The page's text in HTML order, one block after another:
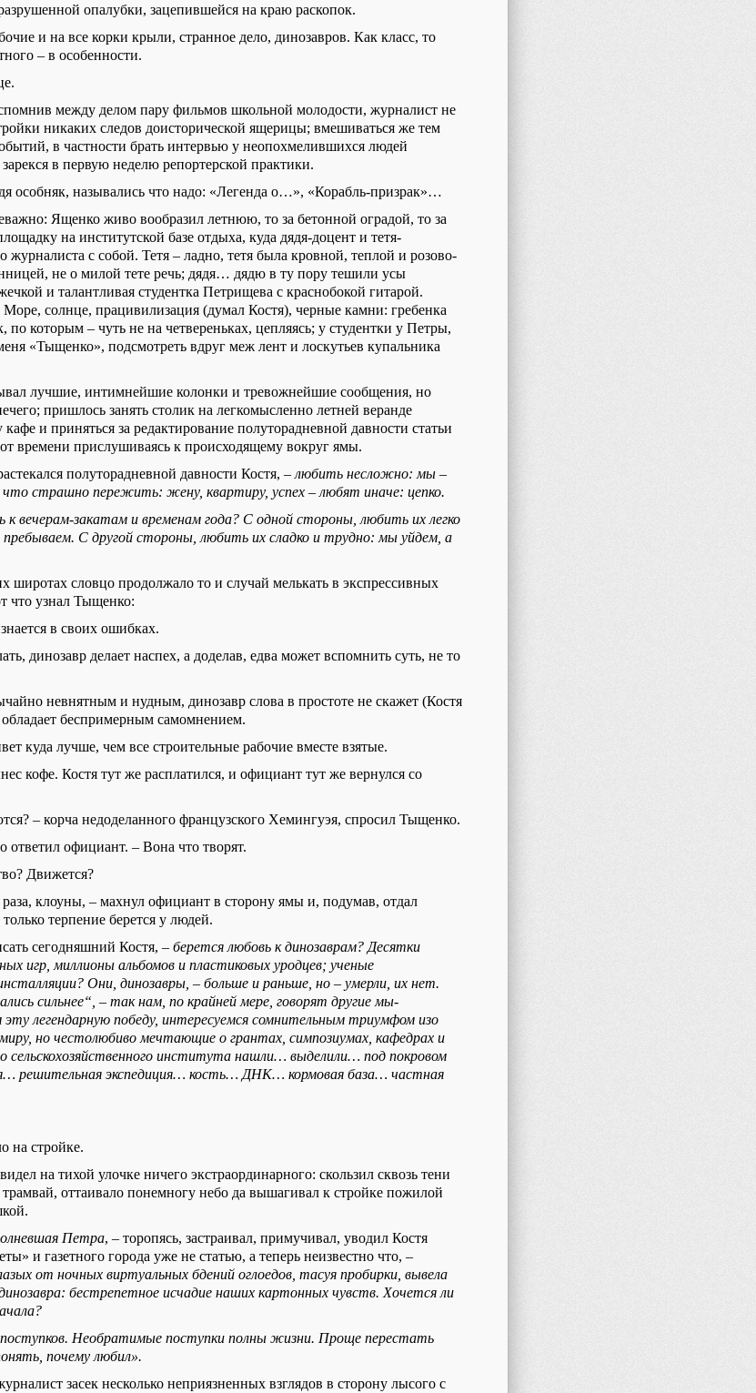
опалубки, зацепившейся на краю раскопок.
и на все корки крыли, странное дело, динозавров. Как класс, то
– в особенности.
между делом пару фильмов школьной молодости, журналист не
никаких следов доисторической ящерицы; вмешиваться же тем
в частности брать интервью у неопохмелившихся людей
в первую неделю репортерской практики.
особняк, назывались что надо: «Легенда о…», «Корабль-призрак»…
Ященко живо вообразил летнюю, то за бетонной оградой, то за
на институтской базе отдыха, куда дядя-доцент и тетя-
журналиста с собой. Тетя – ладно, тетя была кровной, теплой и розово-
не о милой тете речь; дядя… дядю в ту пору тешили усы
и талантливая студентка Петрищева с краснобокой гитарой.
солнце, працивилизация (думал Костя), черные камни: гребенка
по которым – чуть не на четвереньках, цепляясь; у студентки у Петры,
«Тыщенко», подсмотреть вдруг меж лент и лоскутьев купальника
лучшие, интимнейшие колонки и тревожнейшие сообщения, но
пришлось занять столик на легкомысленно летней веранде
и приняться за редактирование полуторадневной давности статьи
времени прислушиваясь к происходящему вокруг ямы.
полуторадневной давности Костя, – любить несложно: мы –
что страшно пережить: жену, квартиру, успех – любят иначе: цепко.
вечерам-закатам и временам года? С одной стороны, любить их легко
С другой стороны, любить их сладко и трудно: мы уйдем, а
широтах словцо продолжало то и случай мелькать в экспрессивных
что узнал Тыщенко:
в своих ошибках.
динозавр делает наспех, а доделав, едва может вспомнить суть, не то
невнятным и нудным, динозавр слова в простоте не скажет (Костя
беспримерным самомнением.
куда лучше, чем все строительные рабочие вместе взятые.
кофе. Костя тут же расплатился, и официант тут же вернулся со
– корча недоделанного французского Хемингуэя, спросил Тыщенко.
ответил официант. – Вона что творят.
Движется?
клоуны, – махнул официант в сторону ямы и, подумав, отдал
терпение берется у людей.
сегодняшний Костя, – берется любовь к динозаврам? Десятки
игр, миллионы альбомов и пластиковых уродцев; ученые
Они, динозавры, – больше и раньше, но – умерли, их нет.
сильнее“, – так нам, по крайней мере, говорят другие мы-
легендарную победу, интересуемся сомнительным триумфом изо
но честолюбиво мечтающие о грантах, симпозиумах, кафедрах и
сельскохозяйственного института нашли… выделили… под покровом
решительная экспедиция… кость… ДНК… кормовая база… частная
на стройке.
на тихой улочке ничего экстраординарного: скользил сквозь тени
оттаивало понемногу небо да вышагивал к стройке пожилой
Петра, – торопясь, застраивал, примучивал, уводил Костя
и газетного города уже не статью, а теперь неизвестно что, –
от ночных виртуальных бдений оглоедов, тасуя пробирки, вывела
бестрепетное исчадие наших картонных чувств. Хочется ли
Необратимые поступки полны жизни. Проще перестать
почему любил».
засек несколько неприязненных взглядов в сторону лысого с